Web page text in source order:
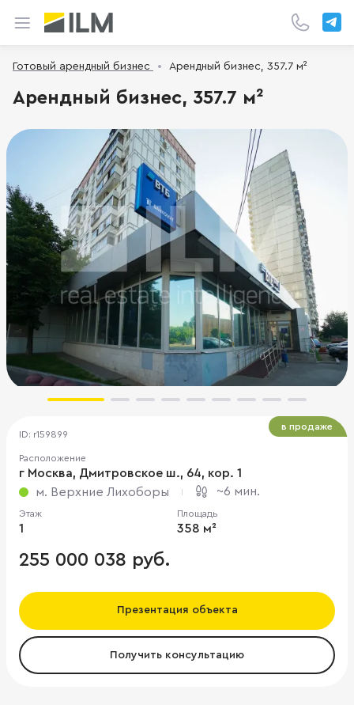
Готовый арендный бизнес Арендный бизнес, 357.7 м²
Арендный бизнес, 357.7 м²
ID: r159899
Расположение
г Москва, Дмитровское ш., 64, кор. 1
м. Верхние Лихоборы
~6 мин.
Этаж
1
Площадь
358 м²
255 000 038 руб.
Презентация объекта
Получить консультацию
в продаже